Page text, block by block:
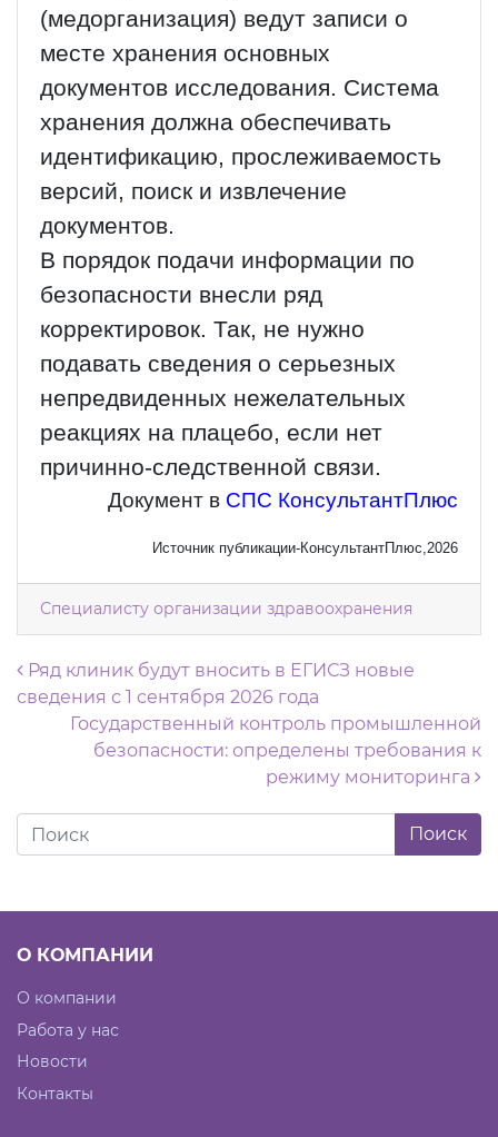
(медорганизация) ведут записи о
месте хранения основных
документов исследования. Система
хранения должна обеспечивать
идентификацию, прослеживаемость
версий, поиск и извлечение
документов.
В порядок подачи информации по
безопасности внесли ряд
корректировок. Так, не нужно
подавать сведения о серьезных
непредвиденных нежелательных
реакциях на плацебо, если нет
причинно-следственной связи.
Документ в СПС КонсультантПлюс
Источник публикации-КонсультантПлюс,2026
Специалисту организации здравоохранения
Навигация по записям
Ряд клиник будут вносить в ЕГИСЗ новые
сведения с 1 сентября 2026 года
Государственный контроль промышленной
безопасности: определены требования к
режиму мониторинга
О КОМПАНИИ
О компании
Работа у нас
Новости
Контакты